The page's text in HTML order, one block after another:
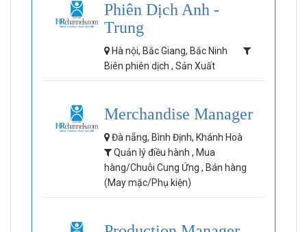
Phiên Dịch Anh -
Trung
Hà nội, Bắc Giang, Bắc Ninh
Biên phiên dịch , Sản Xuất
Merchandise Manager
Đà nẵng, Bình Định, Khánh Hoà
Quản lý điều hành , Mua
hàng/Chuỗi Cung Ứng , Bán hàng
(May mặc/Phụ kiện)